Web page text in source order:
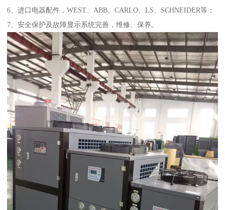
6、进口电器配件，WEST、ABB、CARLO、LS、SCHNEIDER等；
7、安全保护及故障显示系统完善，维修、保养。